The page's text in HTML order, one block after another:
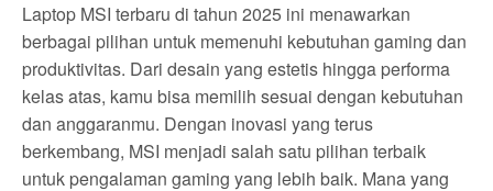
Laptop MSI terbaru di tahun 2025 ini menawarkan
berbagai pilihan untuk memenuhi kebutuhan gaming dan
produktivitas. Dari desain yang estetis hingga performa
kelas atas, kamu bisa memilih sesuai dengan kebutuhan
dan anggaranmu. Dengan inovasi yang terus
berkembang, MSI menjadi salah satu pilihan terbaik
untuk pengalaman gaming yang lebih baik. Mana yang